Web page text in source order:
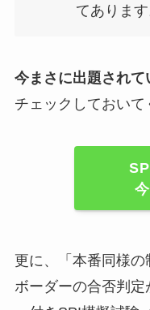
てあります
今まさに出題され
チェックしておいて
更に、「本番同様
ボーダーの合否判